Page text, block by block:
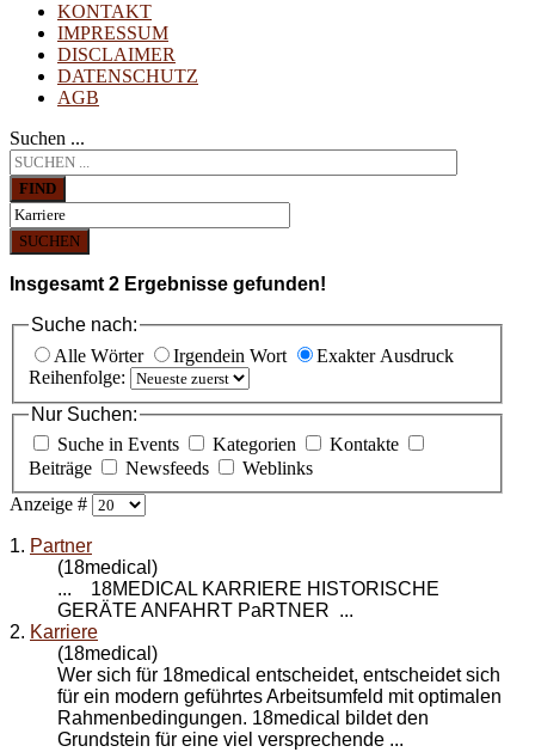
KONTAKT
IMPRESSUM
DISCLAIMER
DATENSCHUTZ
AGB
Suchen ...
FIND
SUCHEN
Insgesamt 2 Ergebnisse gefunden!
Suche nach:
Alle Wörter
Irgendein Wort
Exakter Ausdruck
Reihenfolge:
Nur Suchen:
Suche in Events
Kategorien
Kontakte
Beiträge
Newsfeeds
Weblinks
Anzeige #
1. Partner
(18medical)
... 18MEDICAL KARRIERE HISTORISCHE
GERÄTE ANFAHRT PaRTNER ...
2. Karriere
(18medical)
Wer sich für 18medical entscheidet, entscheidet sich
für ein modern geführtes Arbeitsumfeld mit optimalen
Rahmenbedingungen. 18medical bildet den
Grundstein für eine viel versprechende ...